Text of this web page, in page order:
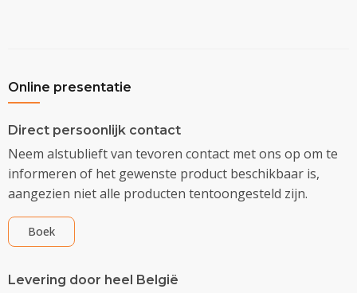
Online presentatie
Direct persoonlijk contact
Neem alstublieft van tevoren contact met ons op om te
informeren of het gewenste product beschikbaar is,
aangezien niet alle producten tentoongesteld zijn.
Boek
Levering door heel België